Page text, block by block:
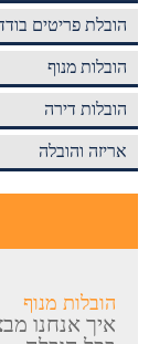
הובלת פריטים
הובלות מנוף
הובלות דירה
אריזה והובלה
הובלות מנוף
איך אנחנו